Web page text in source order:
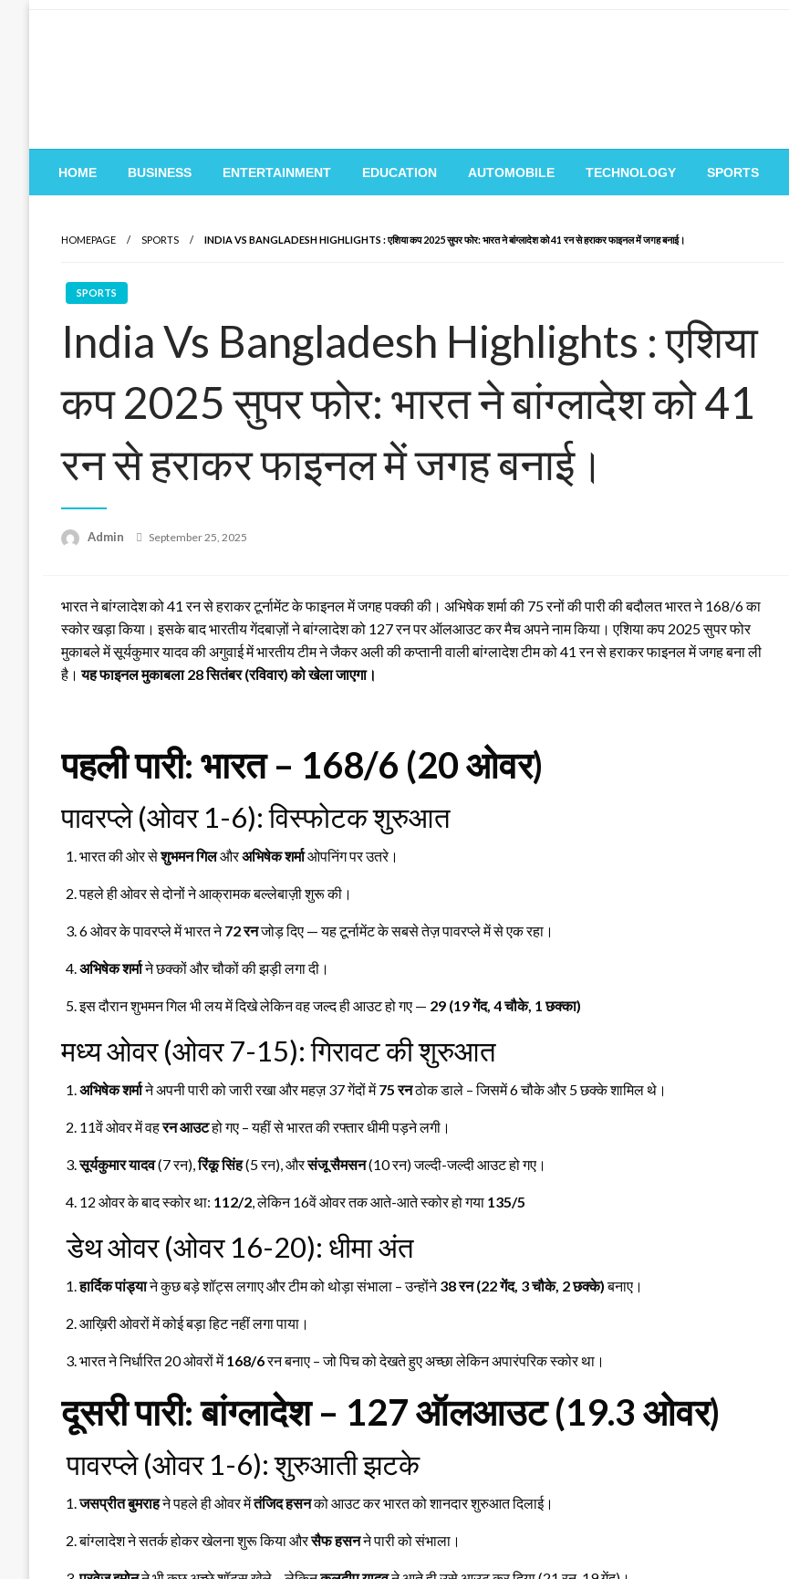
HOME BUSINESS ENTERTAINMENT EDUCATION AUTOMOBILE TECHNOLOGY SPORTS
HOMEPAGE SPORTS INDIA VS BANGLADESH HIGHLIGHTS : एशिया कप 2025 सुपर फोर: भारत ने बांग्लादेश को 41 रन से हराकर फाइनल में जगह बनाई।
SPORTS
India Vs Bangladesh Highlights : एशिया
कप 2025 सुपर फोर: भारत ने बांग्लादेश को 41
रन से हराकर फाइनल में जगह बनाई।
Admin
Posted
September 25, 2025
भारत ने बांग्लादेश को 41 रन से हराकर टूर्नामेंट के फाइनल में जगह पक्की की। अभिषेक शर्मा की 75 रनों की पारी की बदौलत भारत ने 168/6 का
स्कोर खड़ा किया। इसके बाद भारतीय गेंदबाज़ों ने बांग्लादेश को 127 रन पर ऑलआउट कर मैच अपने नाम किया। एशिया कप 2025 सुपर फोर
मुकाबले में सूर्यकुमार यादव की अगुवाई में भारतीय टीम ने जैकर अली की कप्तानी वाली बांग्लादेश टीम को 41 रन से हराकर फाइनल में जगह बना ली
है।यह फाइनल मुकाबला 28 सितंबर (रविवार) को खेला जाएगा।
पहली पारी: भारत – 168/6 (20 ओवर)
पावरप्ले (ओवर 1-6): विस्फोटक शुरुआत
भारत की ओर सेशुभमन गिलऔरअभिषेक शर्माओपनिंग पर उतरे।
पहले ही ओवर से दोनों ने आक्रामक बल्लेबाज़ी शुरू की।
6 ओवर के पावरप्ले में भारत ने72 रनजोड़ दिए — यह टूर्नामेंट के सबसे तेज़ पावरप्ले में से एक रहा।
अभिषेक शर्माने छक्कों और चौकों की झड़ी लगा दी।
इस दौरान शुभमन गिल भी लय में दिखे लेकिन वह जल्द ही आउट हो गए — 29 (19 गेंद, 4 चौके, 1 छक्का)
मध्य ओवर (ओवर 7-15): गिरावट की शुरुआत
अभिषेक शर्माने अपनी पारी को जारी रखा और महज़ 37 गेंदों में75 रनठोक डाले – जिसमें 6 चौके और 5 छक्के शामिल थे।
11वें ओवर में वहरन आउटहो गए – यहीं से भारत की रफ्तार धीमी पड़ने लगी।
सूर्यकुमार यादव(7 रन),रिंकू सिंह(5 रन), औरसंजू सैमसन(10 रन) जल्दी-जल्दी आउट हो गए।
12 ओवर के बाद स्कोर था: 112/2, लेकिन 16वें ओवर तक आते-आते स्कोर हो गया 135/5
डेथ ओवर (ओवर 16-20): धीमा अंत
हार्दिक पांड्याने कुछ बड़े शॉट्स लगाए और टीम को थोड़ा संभाला – उन्होंने38 रन (22 गेंद, 3 चौके, 2 छक्के)बनाए।
आख़िरी ओवरों में कोई बड़ा हिट नहीं लगा पाया।
भारत ने निर्धारित 20 ओवरों में168/6रन बनाए – जो पिच को देखते हुए अच्छा लेकिन अपारंपरिक स्कोर था।
दूसरी पारी: बांग्लादेश – 127 ऑलआउट (19.3 ओवर)
पावरप्ले (ओवर 1-6): शुरुआती झटके
जसप्रीत बुमराहने पहले ही ओवर मेंतंजिद हसनको आउट कर भारत को शानदार शुरुआत दिलाई।
बांग्लादेश ने सतर्क होकर खेलना शुरू किया औरसैफ हसनने पारी को संभाला।